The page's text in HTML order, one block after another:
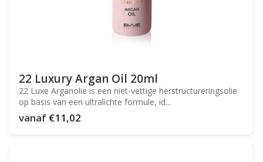
22 Luxury Argan Oil 20ml
22 Luxe Arganolie is een niet-vettige herstructureringsolie
op basis van een ultralichte formule, id...
vanaf €11,02